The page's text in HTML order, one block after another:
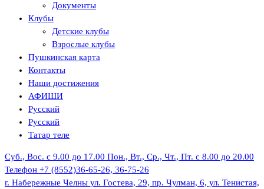
Документы
Клубы
Детские клубы
Взрослые клубы
Пушкинская карта
Контакты
Наши достижения
АФИШИ
Русский
Русский
Татар теле
Суб., Вос. с 9.00 до 17.00 Пон., Вт., Ср., Чт., Пт. с 8.00 до 20.00
Телефон +7 (8552)36-65-26, 36-75-26
г. Набережные Челны ул. Гостева, 29, пр. Чулман, 6, ул. Тенистая,